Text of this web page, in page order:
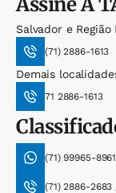
Salvador e
(71) 2886-1613
Demais
71 2886-1613
(71) 99965-8961
(71) 2886-